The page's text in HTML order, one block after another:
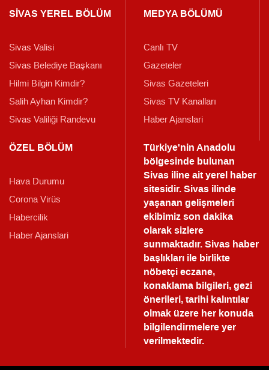
SİVAS YEREL BÖLÜM
Sivas Valisi
Sivas Belediye Başkanı
Hilmi Bilgin Kimdir?
Salih Ayhan Kimdir?
Sivas Valiliği Randevu
MEDYA BÖLÜMÜ
Canlı TV
Gazeteler
Sivas Gazeteleri
Sivas TV Kanalları
Haber Ajanslari
ÖZEL BÖLÜM
Hava Durumu
Corona Virüs
Habercilik
Haber Ajanslari
Türkiye'nin Anadolu
bölgesinde bulunan
Sivas iline ait yerel haber
sitesidir. Sivas ilinde
yaşanan gelişmeleri
ekibimiz son dakika
olarak sizlere
sunmaktadır.Sivas haber
başlıkları ile birlikte
nöbetçi eczane,
konaklama bilgileri, gezi
önerileri, tarihi kalıntılar
olmak üzere her konuda
bilgilendirmelere yer
verilmektedir.